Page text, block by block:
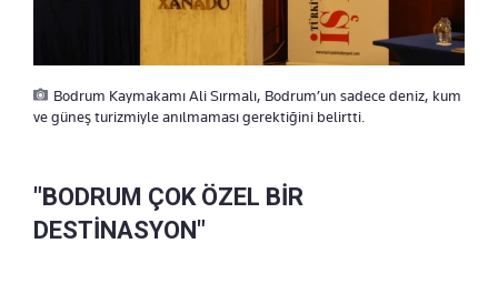
Bodrum Kaymakamı Ali Sırmalı, Bodrum’un sadece deniz, kum
ve güneş turizmiyle anılmaması gerektiğini belirtti.
"BODRUM ÇOK ÖZEL BİR
DESTİNASYON"